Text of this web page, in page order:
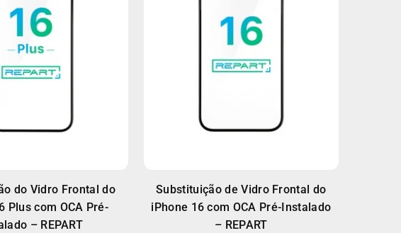
do Vidro Frontal do
Plus com OCA Pré-
– REPART
Substituição de Vidro Frontal do
iPhone 16 com OCA Pré-Instalado
– REPART